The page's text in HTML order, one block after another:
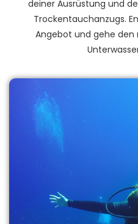
deiner Ausrüstung und
Trockentauchanzugs.
Angebot und gehe